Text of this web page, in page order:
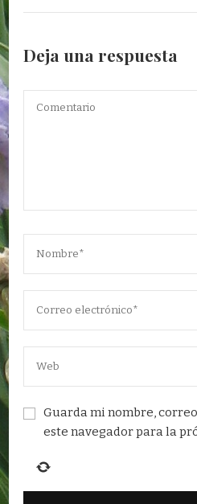
Deja una respuesta
Guarda mi nombre,
este navegador para la